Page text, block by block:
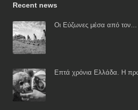
Recent news
Οι Εύζωνες μέσα από τον...
Επτά χρόνια Ελλάδα. Η